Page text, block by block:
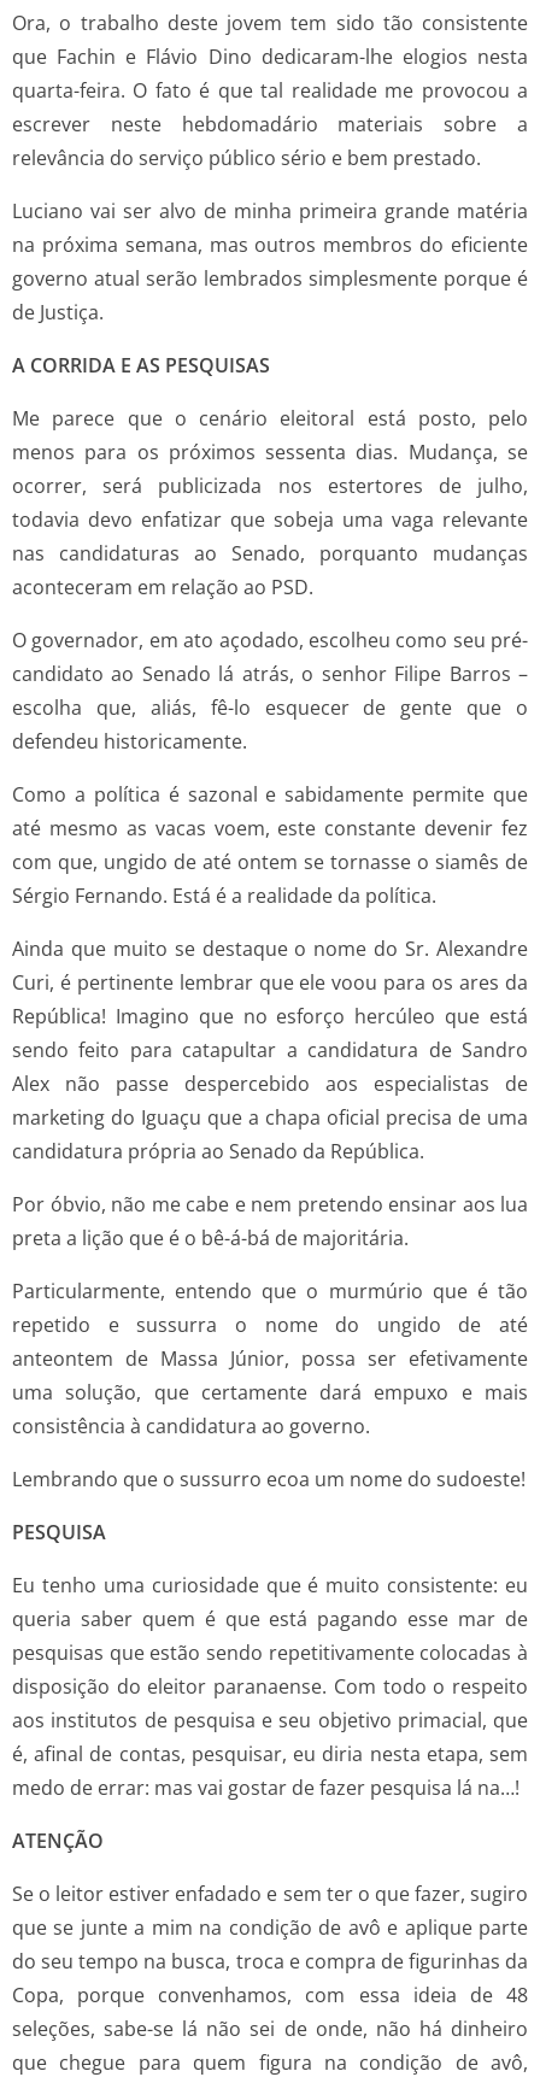
Ora, o trabalho deste jovem tem sido tão consistente
que Fachin e Flávio Dino dedicaram-lhe elogios nesta
quarta-feira. O fato é que tal realidade me provocou a
escrever neste hebdomadário materiais sobre a
relevância do serviço público sério e bem prestado.
Luciano vai ser alvo de minha primeira grande matéria
na próxima semana, mas outros membros do eficiente
governo atual serão lembrados simplesmente porque é
de Justiça.
A CORRIDA E AS PESQUISAS
Me parece que o cenário eleitoral está posto, pelo
menos para os próximos sessenta dias. Mudança, se
ocorrer, será publicizada nos estertores de julho,
todavia devo enfatizar que sobeja uma vaga relevante
nas candidaturas ao Senado, porquanto mudanças
aconteceram em relação ao PSD.
O governador, em ato açodado, escolheu como seu pré-
candidato ao Senado lá atrás, o senhor Filipe Barros –
escolha que, aliás, fê-lo esquecer de gente que o
defendeu historicamente.
Como a política é sazonal e sabidamente permite que
até mesmo as vacas voem, este constante devenir fez
com que, ungido de até ontem se tornasse o siamês de
Sérgio Fernando. Está é a realidade da política.
Ainda que muito se destaque o nome do Sr. Alexandre
Curi, é pertinente lembrar que ele voou para os ares da
República! Imagino que no esforço hercúleo que está
sendo feito para catapultar a candidatura de Sandro
Alex não passe despercebido aos especialistas de
marketing do Iguaçu que a chapa oficial precisa de uma
candidatura própria ao Senado da República.
Por óbvio, não me cabe e nem pretendo ensinar aos lua
preta a lição que é o bê-á-bá de majoritária.
Particularmente, entendo que o murmúrio que é tão
repetido e sussurra o nome do ungido de até
anteontem de Massa Júnior, possa ser efetivamente
uma solução, que certamente dará empuxo e mais
consistência à candidatura ao governo.
Lembrando que o sussurro ecoa um nome do sudoeste!
PESQUISA
Eu tenho uma curiosidade que é muito consistente: eu
queria saber quem é que está pagando esse mar de
pesquisas que estão sendo repetitivamente colocadas à
disposição do eleitor paranaense. Com todo o respeito
aos institutos de pesquisa e seu objetivo primacial, que
é, afinal de contas, pesquisar, eu diria nesta etapa, sem
medo de errar: mas vai gostar de fazer pesquisa lá na…!
ATENÇÃO
Se o leitor estiver enfadado e sem ter o que fazer, sugiro
que se junte a mim na condição de avô e aplique parte
do seu tempo na busca, troca e compra de figurinhas da
Copa, porque convenhamos, com essa ideia de 48
seleções, sabe-se lá não sei de onde, não há dinheiro
que chegue para quem figura na condição de avô,